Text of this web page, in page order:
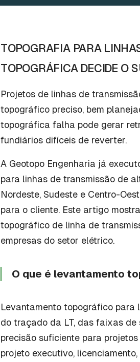
TOPOGRAFIA PARA
TOPOGRÁFICA DECIDE O
Projetos de linhas de
topográfico preciso, bem
topográfica falha pode gerar
fundiários difíceis de reverter.
A Geotopo Engenharia já
para linhas de transmissão de
Nordeste, Sudeste e Centro-
para o cliente. Este artigo
topográfico de linha de
empresas do setor elétrico.
O que é levantamento
Levantamento topográfico para
do traçado da LT, das faixas de
precisão suficiente para
projeto executivo,